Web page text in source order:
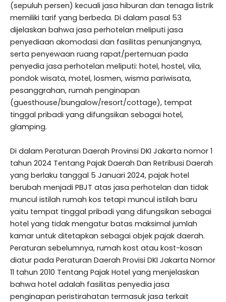
(sepuluh persen) kecuali jasa hiburan dan tenaga listrik
memiliki tarif yang berbeda. Di dalam pasal 53
dijelaskan bahwa jasa perhotelan meliputi jasa
penyediaan akomodasi dan fasilitas penunjangnya,
serta penyewaan ruang rapat/pertemuan pada
penyedia jasa perhotelan meliputi: hotel, hostel, vila,
pondok wisata, motel, losmen, wisma pariwisata,
pesanggrahan, rumah penginapan
(guesthouse/bungalow/resort/cottage), tempat
tinggal pribadi yang difungsikan sebagai hotel,
glamping.
Di dalam Peraturan Daerah Provinsi DKI Jakarta nomor 1
tahun 2024 Tentang Pajak Daerah Dan Retribusi Daerah
yang berlaku tanggal 5 Januari 2024, pajak hotel
berubah menjadi PBJT atas jasa perhotelan dan tidak
muncul istilah rumah kos tetapi muncul istilah baru
yaitu tempat tinggal pribadi yang difungsikan sebagai
hotel yang tidak mengatur batas maksimal jumlah
kamar untuk ditetapkan sebagai objek pajak daerah.
Peraturan sebelumnya, rumah kost atau kost-kosan
diatur pada Peraturan Daerah Provisi DKI Jakarta Nomor
11 tahun 2010 Tentang Pajak Hotel yang menjelaskan
bahwa hotel adalah fasilitas penyedia jasa
penginapan peristirahatan termasuk jasa terkait